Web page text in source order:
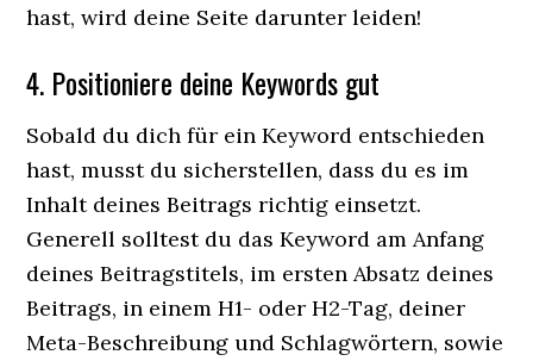
hast, wird deine Seite darunter leiden!
4. Positioniere deine Keywords gut
Sobald du dich für ein Keyword entschieden
hast, musst du sicherstellen, dass du es im
Inhalt deines Beitrags richtig einsetzt.
Generell solltest du das Keyword am Anfang
deines Beitragstitels, im ersten Absatz deines
Beitrags, in einem H1- oder H2-Tag, deiner
Meta-Beschreibung und Schlagwörtern, sowie